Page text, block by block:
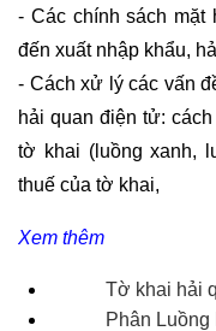
- Các chính sách mặt
đến xuất nhập khẩu,
- Cách xử lý các vấn
hải quan điện tử:
tờ khai (luồng xanh,
thuế của tờ khai,
Xem thêm
Tờ khai hải
Phân